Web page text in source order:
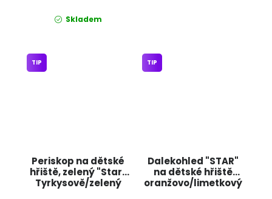
Skladem
Periskop na dětské
hřiště, zelený "Star"
Tyrkysově/zelený
TIP
Dalekohled "STAR"
na dětské hřiště
oranžovo/limetkový
TIP